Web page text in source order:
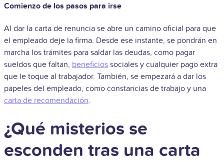
Comienzo de los pasos para irse
Al dar la carta de renuncia se abre un camino oficial para que
el empleado deje la firma. Desde ese instante, se pondrán en
marcha los trámites para saldar las deudas, como pagar
sueldos que faltan, beneficios sociales y cualquier pago extra
que le toque al trabajador. También, se empezará a dar los
papeles del empleado, como constancias de trabajo y una
carta de recomendación.
¿Qué misterios se
esconden tras una carta